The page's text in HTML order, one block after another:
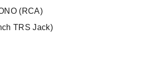
(RCA)
TRS Jack)